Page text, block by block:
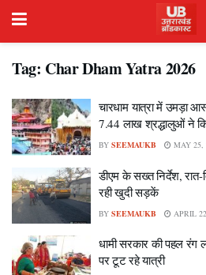
Tag: Char Dham Yatra 2026
चारधाम यात्रा में उमड़ा
7.44 लाख श्रद्धालुओं ने
BY SEEMAUKB MAY 25,
डीएम के सख्त निर्देश,
रही खुदी सड़कें
BY SEEMAUKB APRIL
धामी सरकार की पहल रंग
पर टूट रहे यात्री